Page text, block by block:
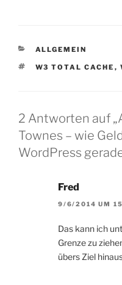
heißeste Team der
Ligaâ€ zu lesen. Das
KATEGORIEN
ALLGEMEIN
SCHLAGWÖRTER
W3 TOTAL CACHE ,
2 Antworten auf
Townes – wie
WordPress
Fred
9/6/2014 UM
Das kann ich
Grenze zu
übers Ziel